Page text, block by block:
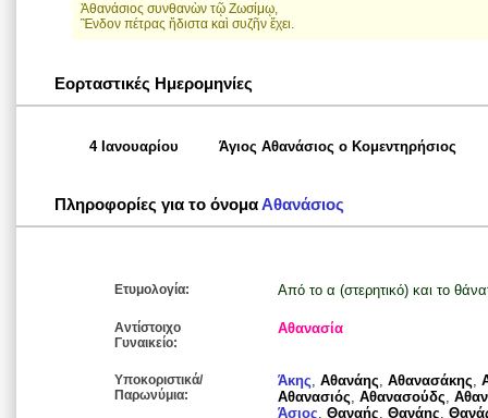
Ἀθανάσιος συνθανὼν τῷ Ζωσίμῳ,
Ἒνδον πέτρας ἥδιστα καὶ συζῆν ἔχει.
Εορταστικές Ημερομηνίες
4 Ιανουαρίου Άγιος Αθανάσιος ο Κομεντηρήσιος
Πληροφορίες για το όνομαΑθανάσιος
Ετυμολογία: Από το α (στερητικό) και το
Αντίστοιχο
Γυναικείο:
Αθανασία
Υποκοριστικά/
Παρωνύμια:
Άκης, Αθανάης, Αθανασάκης,
Αθανασιός, Αθανασούδς,
Άσιος, Θαναής, Θανάης,